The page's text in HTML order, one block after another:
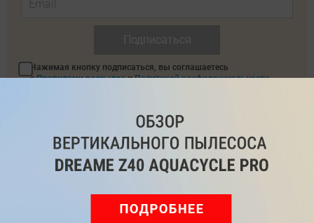
Нажимая кнопку подписаться, вы соглашаетесь
сПравилами рассылокиПолитикой конфиденциальности
Читайте нас в соц. сетях
Дзен